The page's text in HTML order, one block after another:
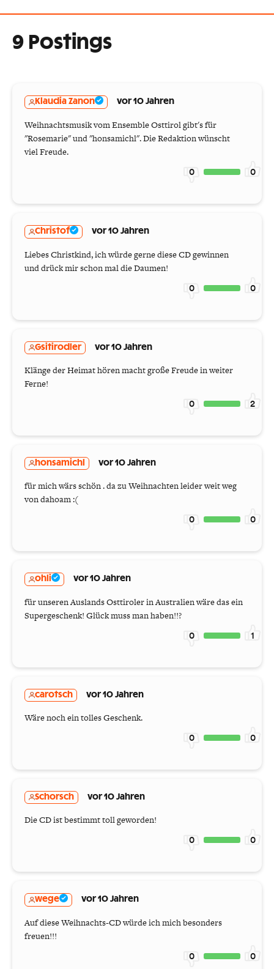
9 Postings
Klaudia Zanon vor 10 Jahren
Weihnachtsmusik vom Ensemble Osttirol gibt's für
"Rosemarie" und "honsamichl". Die Redaktion wünscht
viel Freude.
0 0
Christof vor 10 Jahren
Liebes Christkind, ich würde gerne diese CD gewinnen
und drück mir schon mal die Daumen!
0 0
Gsitirodler vor 10 Jahren
Klänge der Heimat hören macht große Freude in weiter
Ferne!
0 2
honsamichl vor 10 Jahren
für mich wärs schön . da zu Weihnachten leider weit weg
von dahoam :(
0 0
ohli vor 10 Jahren
für unseren Auslands Osttiroler in Australien wäre das ein
Supergeschenk! Glück muss man haben!!?
0 1
carotsch vor 10 Jahren
Wäre noch ein tolles Geschenk.
0 0
Schorsch vor 10 Jahren
Die CD ist bestimmt toll geworden!
0 0
wege vor 10 Jahren
Auf diese Weihnachts-CD würde ich mich besonders
freuen!!!
0 0